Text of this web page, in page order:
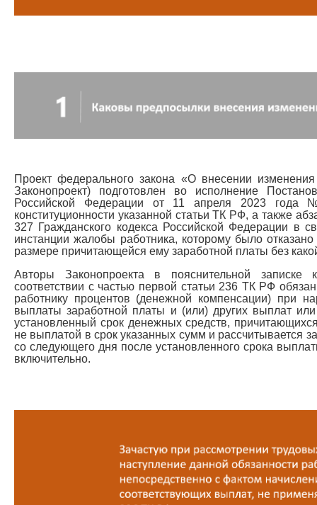
Проект федерального закона «О внесении
Законопроект) подготовлен во исполнение
Российской Федерации от 11 апреля 2023
конституционности указанной статьи ТК РФ, а также
327 Гражданского кодекса Российской Федерации в
инстанции жалобы работника, которому было
размере причитающейся ему заработной платы без
Авторы Законопроекта в пояснительной
соответствии с частью первой статьи 236 ТК РФ
работнику процентов (денежной компенсации) при
выплаты заработной платы и (или) других выплат
установленный срок денежных средств,
не выплатой в срок указанных сумм и рассчитывается
со следующего дня после установленного срока
включительно.